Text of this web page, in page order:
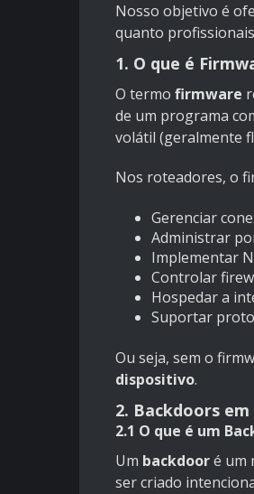
Nosso objetivo é
quanto
1. O que é
O termo firmware
de um programa
volátil (geralmente
Nos roteadores, o
Gerenciar
Administrar
Implementar
Controlar
Hospedar a
Suportar
Ou seja, sem o
dispositivo.
2. Backdoors
2.1 O que é um
Um backdooré um
ser criado